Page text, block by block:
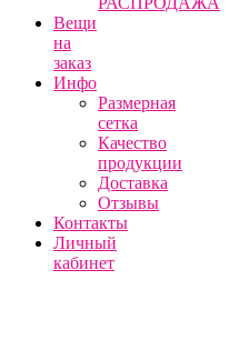
Вещи
на
заказ
Инфо
Размерная
сетка
Качество
продукции
Доставка
Отзывы
Контакты
Личный
кабинет